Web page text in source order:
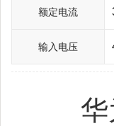
额定电流
输入电压
华为